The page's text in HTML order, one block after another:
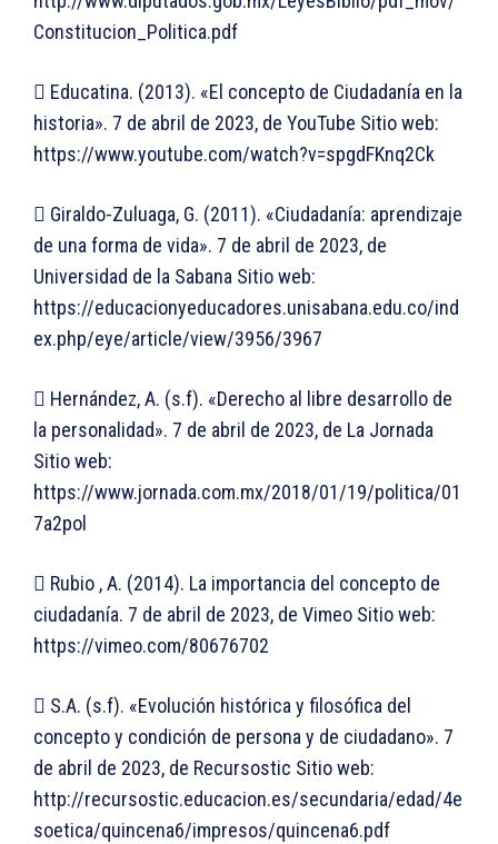
Constitucion_Politica.pdf
 Educatina. (2013). «El concepto de Ciudadanía en la
historia». 7 de abril de 2023, de YouTube Sitio web:
https://www.youtube.com/watch?v=spgdFKnq2Ck
 Giraldo-Zuluaga, G. (2011). «Ciudadanía: aprendizaje
de una forma de vida». 7 de abril de 2023, de
Universidad de la Sabana Sitio web:
https://educacionyeducadores.unisabana.edu.co/ind
ex.php/eye/article/view/3956/3967
 Hernández, A. (s.f). «Derecho al libre desarrollo de
la personalidad». 7 de abril de 2023, de La Jornada
Sitio web:
https://www.jornada.com.mx/2018/01/19/politica/01
7a2pol
 Rubio , A. (2014). La importancia del concepto de
ciudadanía. 7 de abril de 2023, de Vimeo Sitio web:
https://vimeo.com/80676702
 S.A. (s.f). «Evolución histórica y filosófica del
concepto y condición de persona y de ciudadano». 7
de abril de 2023, de Recursostic Sitio web:
http://recursostic.educacion.es/secundaria/edad/4e
soetica/quincena6/impresos/quincena6.pdf